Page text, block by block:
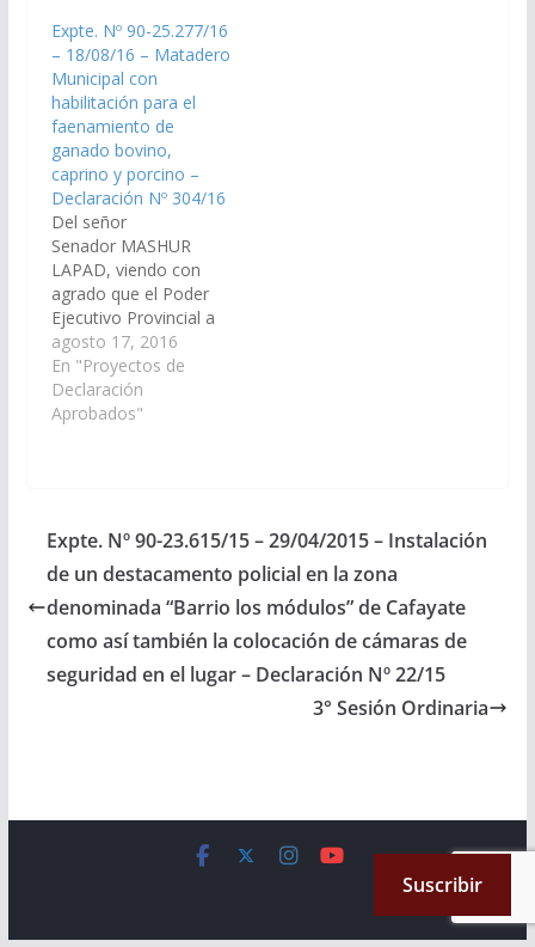
que resulten
necesarias, a los fines
que se disponga a la
brevedad posible, la
creación,…
Expte. Nº 90-25.277/16
– 18/08/16 – Matadero
Municipal con
habilitación para el
faenamiento de
ganado bovino,
caprino y porcino –
Declaración Nº 304/16
Del señor
Senador MASHUR
LAPAD, viendo con
agrado que el Poder
Ejecutivo Provincial a
través del Ministerio
Hacienda y Finanzas;
Ministerio de
Infraestructura, Tierra
de Asuntos Agrarios;
arbitren y gestionen las
medidas que resulten
necesarias, a los fines
que se disponga a…
agosto 17, 2016
En "Proyectos de
Declaración
Aprobados"
Expte. Nº 90-23.615/15 – 29/04/2015 – Instalación
de un destacamento policial en la zona
denominada “Barrio los módulos” de Cafayate
como así también la colocación de cámaras de
seguridad en el lugar – Declaración Nº 22/15
3° Sesión Ordinaria
. All rights reserved.
by ThemeGrill. Powered byWordPress.
Suscribir